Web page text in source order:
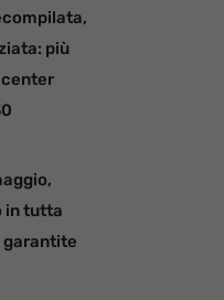
più
in tutta
garantite